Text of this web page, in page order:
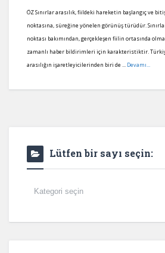
ÖZ Sınırlar arasılık, fiildeki hareketin başlangıç ve
noktasına, süreğine yönelen görünüş türüdür.
noktası bakımından, gerçekleşen fiilin ortasında
zamanlı haber bildirimleri için karakteristiktir.
arasılığın işaretleyicilerinden biri de ... Devamı...
Lütfen bir sayı seçin:
Lütfen